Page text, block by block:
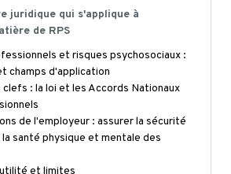
juridique qui s'applique à
de RPS
et risques psychosociaux :
champs d'application
: la loi et les Accords Nationaux
de l'employeur : assurer la sécurité
santé physique et mentale des
et limites